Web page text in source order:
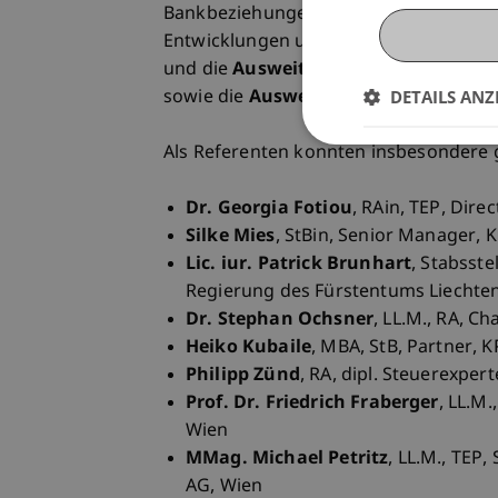
Bankbeziehungen und
Entwicklungen und Standards im
und dieAusweitung der
sowie die Ausweitung der
Als Referenten konnten
Dr. Georgia Fotiou, RAin, TEP,
Silke Mies, StBin, Senior Manager,
Lic. iur. Patrick Brunhart,
Regierung des Fürstentums
Dr. Stephan Ochsner, LL.M., RA,
Heiko Kubaile, MBA, StB, Partner,
Philipp Zünd, RA, dipl.
Prof. Dr. Friedrich Fraberger,
Wien
MMag. Michael Petritz, LL.M.,
AG, Wien
DETAILS